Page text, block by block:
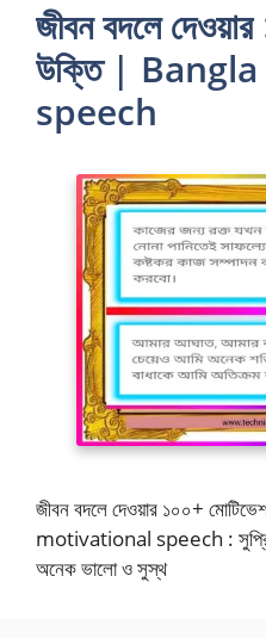
জীবন বদলে
উক্তি |
speech
জীবন বদলে দেওয়ার ১০০+
motivational speech :
অনেক ভালো ও সুস্থ